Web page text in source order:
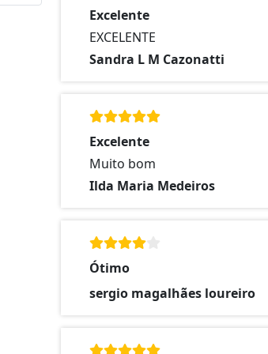
Excelente
EXCELENTE
Sandra L M Cazonatti
Excelente
Muito bom
Ilda Maria Medeiros
Ótimo
sergio magalhães loureiro